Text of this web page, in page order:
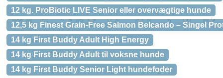
12 kg. ProBiotic LIVE Senior eller overvægtige hunde
12,5 kg Finest Grain-Free Salmon Belcando – Singel
14 kg First Buddy Adult High Energy
14 kg First Buddy Adult til voksne hunde
14 kg First Buddy Senior Light hundefoder